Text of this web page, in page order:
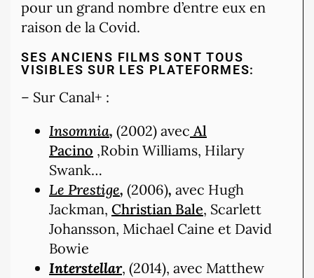
pour un grand nombre d’entre eux en
raison de la Covid.
SES ANCIENS FILMS SONT TOUS
VISIBLES SUR LES PLATEFORMES:
– Sur Canal+ :
Insomnia, (2002) avec Al
Pacino ,Robin Williams, Hilary
Swank…
Le Prestige, (2006), avec Hugh
Jackman, Christian Bale, Scarlett
Johansson, Michael Caine et David
Bowie
Interstellar, (2014), avec Matthew